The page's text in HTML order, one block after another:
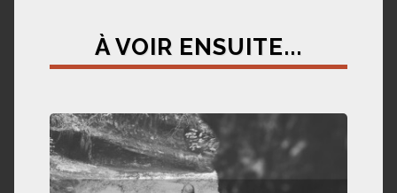
À VOIR ENSUITE...